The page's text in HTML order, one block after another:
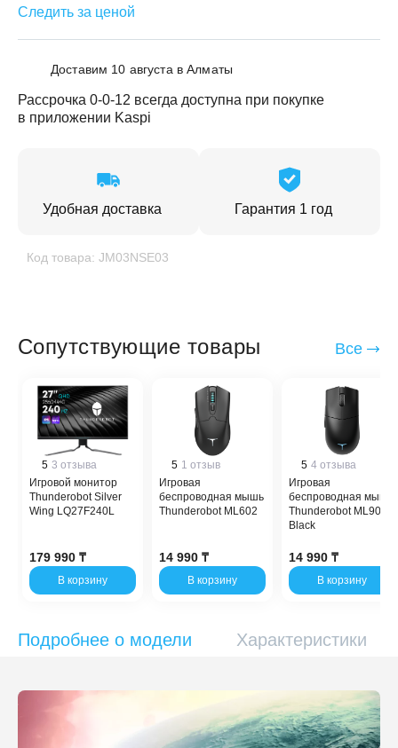
к выбору
Следить за ценой
Доставим 10 августа в Алматы
Рассрочка 0-0-12 всегда доступна при покупке
в приложении Kaspi
Удобная доставка Гарантия 1 год
Код товара: JM03NSE03
Сопутствующие товары Все
5 3 отзыва
Игровой монитор
Thunderobot Silver
Wing LQ27F240L
179 990 ₸
В корзину
5 1 отзыв
Игровая
беспроводная мышь
Thunderobot ML602
14 990 ₸
В корзину
5 4 отзыва
Игровая
беспроводная мышь
Thunderobot ML901
Black
14 990 ₸
В корзину
Подробнее о модели Характеристики